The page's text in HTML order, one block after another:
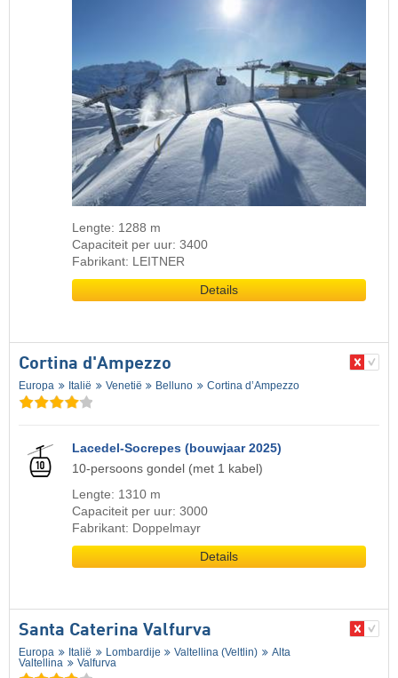
Lengte: 1288 m
Capaciteit per uur: 3400
Fabrikant: LEITNER
Details
Cortina d'Ampezzo
Europa Italië Venetië Belluno Cortina d’Ampezzo
Lacedel-Socrepes (bouwjaar 2025)
10-persoons gondel (met 1 kabel)
Lengte: 1310 m
Capaciteit per uur: 3000
Fabrikant: Doppelmayr
Details
Santa Caterina Valfurva
Europa Italië Lombardije Valtellina (Veltlin)
Alta
Valtellina
Valfurva